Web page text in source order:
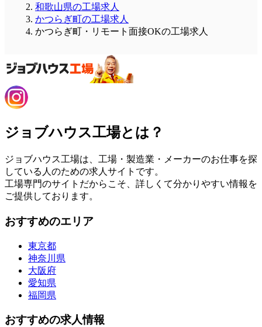
和歌山県の工場求人
かつらぎ町の工場求人
かつらぎ町・リモート面接OKの工場求人
ジョブハウス工場とは？
ジョブハウス工場は、工場・製造業・メーカーのお仕事を探
している人のための求人サイトです。
工場専門のサイトだからこそ、詳しくて分かりやすい情報を
ご提供しております。
おすすめのエリア
東京都
神奈川県
大阪府
愛知県
福岡県
おすすめの求人情報